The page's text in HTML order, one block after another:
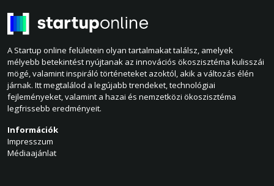
A Startup online felületein olyan tartalmakat találsz, amelyek
mélyebb betekintést nyújtanak az innovációs ökoszisztéma kulisszái
mögé, valamint inspiráló történeteket azoktól, akik a változás élén
járnak. Itt megtalálod a legújabb trendeket, technológiai
fejleményeket, valamint a hazai és nemzetközi ökoszisztéma
legfrissebb eredményeit.
Információk
Impresszum
Médiaajánlat